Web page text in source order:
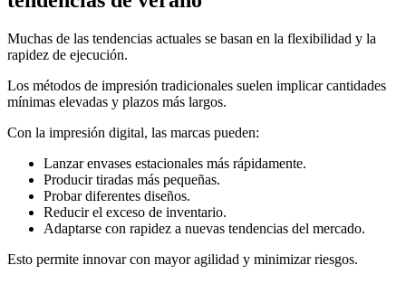
Muchas de las tendencias actuales se basan en la flexibilidad y la
rapidez de ejecución.
Los métodos de impresión tradicionales suelen implicar cantidades
mínimas elevadas y plazos más largos.
Con la impresión digital, las marcas pueden:
Lanzar envases estacionales más rápidamente.
Producir tiradas más pequeñas.
Probar diferentes diseños.
Reducir el exceso de inventario.
Adaptarse con rapidez a nuevas tendencias del mercado.
Esto permite innovar con mayor agilidad y minimizar riesgos.